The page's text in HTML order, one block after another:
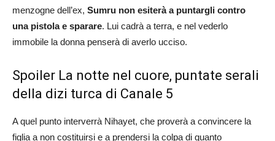
menzogne dell’ex, Sumru non esiterà a puntargli contro
una pistola e sparare. Lui cadrà a terra, e nel vederlo
immobile la donna penserà di averlo ucciso.
Spoiler La notte nel cuore, puntate serali
della dizi turca di Canale 5
A quel punto interverrà Nihayet, che proverà a convincere la
figlia a non costituirsi e a prendersi la colpa di quanto